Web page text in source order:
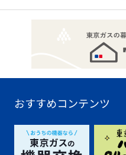
おすすめコンテンツ